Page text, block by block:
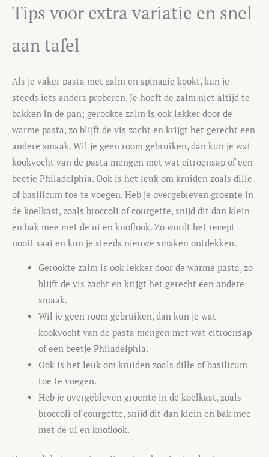
Tips voor extra variatie en snel
aan tafel
Als je vaker pasta met zalm en spinazie kookt, kun je
steeds iets anders proberen. Je hoeft de zalm niet altijd te
bakken in de pan; gerookte zalm is ook lekker door de
warme pasta, zo blijft de vis zacht en krijgt het gerecht een
andere smaak. Wil je geen room gebruiken, dan kun je wat
kookvocht van de pasta mengen met wat citroensap of een
beetje Philadelphia. Ook is het leuk om kruiden zoals dille
of basilicum toe te voegen. Heb je overgebleven groente in
de koelkast, zoals broccoli of courgette, snijd dit dan klein
en bak mee met de ui en knoflook. Zo wordt het recept
nooit saai en kun je steeds nieuwe smaken ontdekken.
Gerookte zalm is ook lekker door de warme pasta, zo
blijft de vis zacht en krijgt het gerecht een andere
smaak.
Wil je geen room gebruiken, dan kun je wat
kookvocht van de pasta mengen met wat citroensap
of een beetje Philadelphia.
Ook is het leuk om kruiden zoals dille of basilicum
toe te voegen.
Heb je overgebleven groente in de koelkast, zoals
broccoli of courgette, snijd dit dan klein en bak mee
met de ui en knoflook.